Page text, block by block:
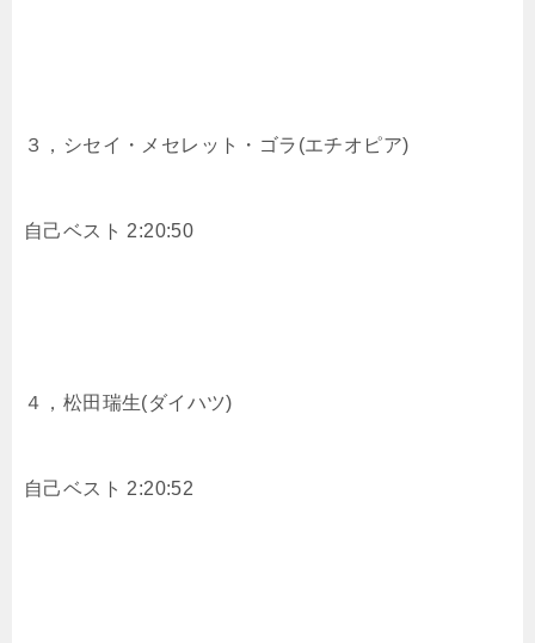
３，シセイ・メセレット・ゴラ(エチオピア)
自己ベスト 2:20:50
４，松田瑞生(ダイハツ)
自己ベスト 2:20:52